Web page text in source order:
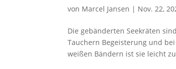
von Marcel Jansen | Nov. 22,
Die gebänderten Seekräten
Tauchern Begeisterung und
weißen Bändern ist sie leicht